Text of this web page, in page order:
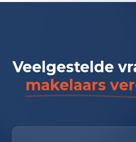
Veelgestelde
makelaars